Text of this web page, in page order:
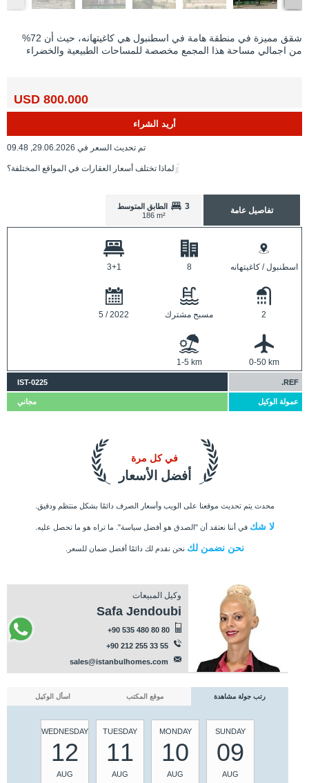
شقق مميزة في منطقة هامة في اسطنبول هي كاغيتهانه، حيث أن 72%
من اجمالي مساحة هذا المجمع مخصصة للمساحات الطبيعية والخضراء
800.000 USD
أريد الشراء
تم تحديث السعر في 29.06.2026, 09.48
لماذا تختلف أسعار العقارات في المواقع المختلفة؟
تفاصيل عامة 3
الطابق المتوسط
186 m²
اسطنبول / كاغيتهانه 8
3+1
2 مسبح مشترك 5 / 2022
0-50 km
1-5 km
REF.
IST-0225
عمولة الوكيل مجاني
أفضل الأسعار
في كل مرة
محدث يتم تحديث موقعنا على الويب وأسعار الصرف دائمًا بشكل منتظم ودقيق.
لا شك في أننا نعتقد أن "الصدق هو أفضل سياسة". ما تراه هو ما تحصل عليه.
نحن نضمن لك نحن نقدم لك دائمًا أفضل ضمان للسعر.
وكيل المبيعات
Safa Jendoubi
+90 535 480 80 80
+90 212 255 33 55
sales@istanbulhomes.com
رتب جولة مشاهدة موقع المكتب اسأل الوكيل
SUNDAY
09
AUG
MONDAY
10
AUG
TUESDAY
11
AUG
WEDNESDAY
12
AUG